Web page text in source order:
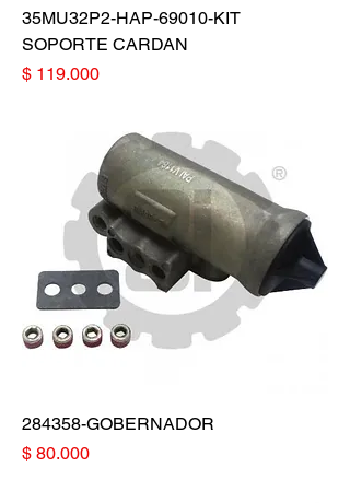
35MU32P2-HAP-69010-KIT
SOPORTE CARDAN
Precio
$ 119.000
284358-GOBERNADOR
Precio
$ 80.000